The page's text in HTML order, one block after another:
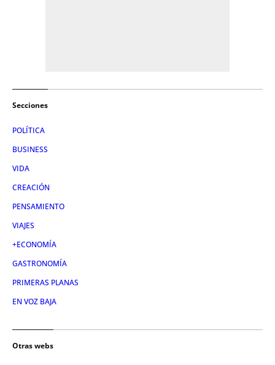
Secciones
POLÍTICA
BUSINESS
VIDA
CREACIÓN
PENSAMIENTO
VIAJES
+ECONOMÍA
GASTRONOMÍA
PRIMERAS PLANAS
EN VOZ BAJA
Otras webs